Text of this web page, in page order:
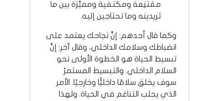
مقتنِعة ومكتفية ومميِّزة بين ما
تريدينه وما تحتاجين إليه.
وكما قال أحدهم: إنَّ نجاحك يعتمد على
انضباطك وسلامك الداخلي، وقال آخر: إنَّ
تبسيط الحياة هو الخطوة الأولى نحو
السلام الداخلي. والتبسيط المستمرّ
سوف يخلق سلامًا داخليًّا وخارجيًا. الأمر
الذي يجلب التناغم في الحياة. ولهذا